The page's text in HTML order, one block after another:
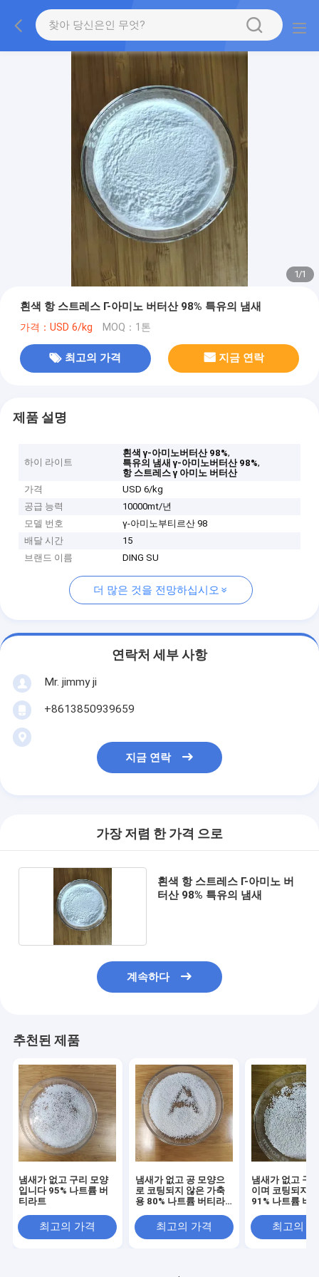
1/1
흰색 항 스트레스 Γ-아미노 버터산 98% 특유의 냄새
가격：USD 6/kg MOQ：1톤
최고의 가격 지금 연락
제품 설명
하이 라이트
흰색 γ-아미노버터산 98%,
특유의 냄새 γ-아미노버터산 98%,
항 스트레스 γ 아미노 버터산
가격
USD 6/kg
공급 능력
10000mt/년
모델 번호
γ-아미노부티르산 98
배달 시간
15
브랜드 이름
DING SU
더 많은 것을 전망하십시오
연락처 세부 사항
Mr. jimmy ji
+8613850939659
지금 연락
가장 저렴 한 가격 으로
흰색 항 스트레스 Γ-아미노 버
터산 98% 특유의 냄새
계속하다
추천된 제품
냄새가 없고 구리 모양
입니다 95% 나트륨 버
티라트
최고의 가격
냄새가 없고 공 모양으
로 코팅되지 않은 가축
용 80% 나트륨 버티라
최고의 가격
냄새가 없고 구
이며 코팅되지
91% 나트륨 버
최고의